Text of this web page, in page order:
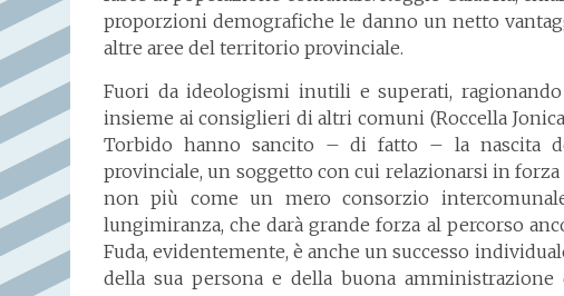
proporzioni demografiche le danno un netto
altre aree del territorio provinciale.
Fuori da ideologismi inutili e superati,
insieme ai consiglieri di altri comuni (Roccella
Torbido hanno sancito – di fatto – la nascita
provinciale, un soggetto con cui relazionarsi in
non più come un mero consorzio
lungimiranza, che darà grande forza al percorso
Fuda, evidentemente, è anche un successo
della sua persona e della buona